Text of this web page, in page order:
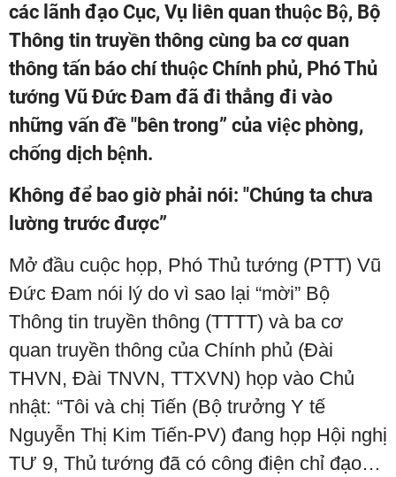
các lãnh đạo Cục, Vụ liên quan thuộc Bộ, Bộ
Thông tin truyền thông cùng ba cơ quan
thông tấn báo chí thuộc Chính phủ, Phó Thủ
tướng Vũ Đức Đam đã đi thẳng đi vào
những vấn đề "bên trong” của việc phòng,
chống dịch bệnh.
Không để bao giờ phải nói: "Chúng ta chưa
lường trước được”
Mở đầu cuộc họp, Phó Thủ tướng (PTT) Vũ
Đức Đam nói lý do vì sao lại “mời” Bộ
Thông tin truyền thông (TTTT) và ba cơ
quan truyền thông của Chính phủ (Đài
THVN, Đài TNVN, TTXVN) họp vào Chủ
nhật: “Tôi và chị Tiến (Bộ trưởng Y tế
Nguyễn Thị Kim Tiến-PV) đang họp Hội nghị
TƯ 9, Thủ tướng đã có công điện chỉ đạo…